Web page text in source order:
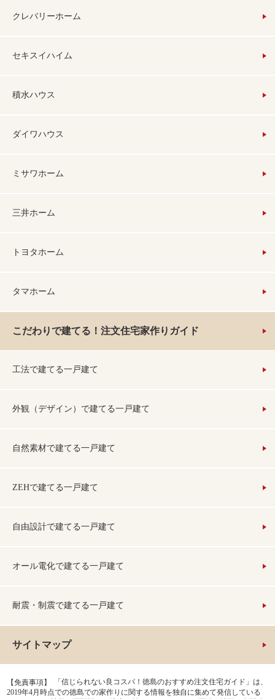
クレバリーホーム
セキスイハイム
積水ハウス
ダイワハウス
ミサワホーム
三井ホーム
トヨタホーム
タマホーム
こだわりで建てる！注文住宅家作りガイド
工法で建てる一戸建て
外観（デザイン）で建てる一戸建て
自然素材で建てる一戸建て
ZEHで建てる一戸建て
自由設計で建てる一戸建て
オール電化で建てる一戸建て
耐震・制震で建てる一戸建て
サイトマップ
【免責事項】
「信じられない良コスパ！徳島のおすすめ注文住宅ガイド」は、
2019年4月時点での徳島での家作りに関する情報を独自に集めて発信している